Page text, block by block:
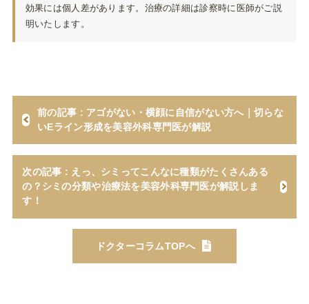
効果には個人差があります。治療の詳細は診察時に医師がご説
明いたします。
前の記事 : アゴがない・横顔に自信がない方へ｜切らな
いEライン形成を美容外科専門医が解説
次の記事 : えっ、シミってこんなに種類がたくさんある
の？シミの分類や治療法を美容外科専門医が解説しま
す！
ドクターコラムTOPへ